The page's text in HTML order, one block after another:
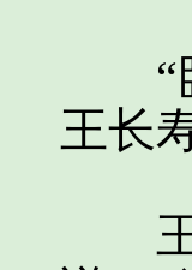
“卧
王长
王